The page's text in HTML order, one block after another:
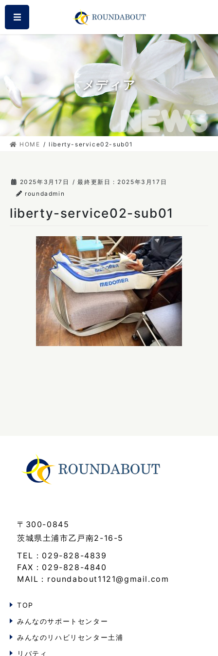
コ
テ
移
動
ナ
ゲ
ン
に
移
動
メディア
HOME liberty-service02-sub01
2025年3月17日 / 最終更新日 : 2025年3月17日
roundadmin
liberty-service02-sub01
〒300-0845
茨城県土浦市乙戸南2-16-5
TEL：029-828-4839
FAX：029-828-4840
MAIL：roundabout1121@gmail.com
TOP
みんなのサポートセンター
みんなのリハビリセンター土浦
リバティ